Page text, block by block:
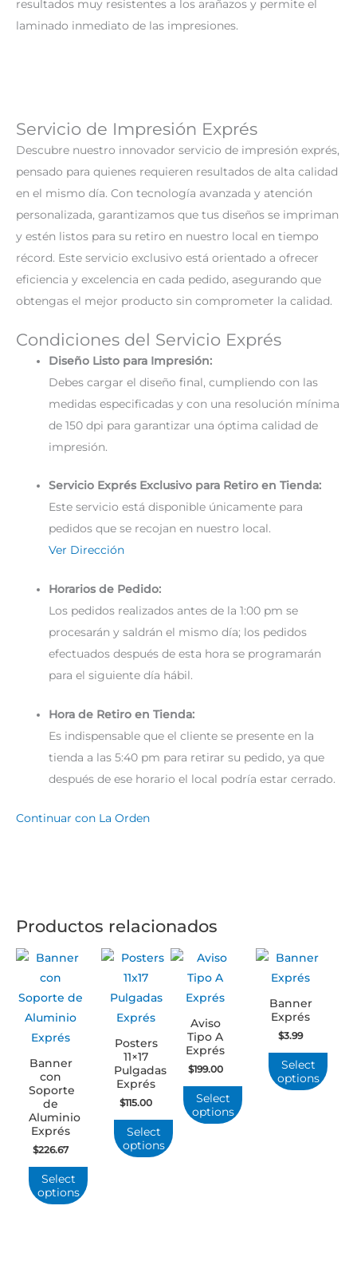
resultados muy resistentes a los arañazos y permite el
laminado inmediato de las impresiones.
Servicio de Impresión Exprés
Descubre nuestro innovador servicio de impresión exprés,
pensado para quienes requieren resultados de alta calidad
en el mismo día. Con tecnología avanzada y atención
personalizada, garantizamos que tus diseños se impriman
y estén listos para su retiro en nuestro local en tiempo
récord. Este servicio exclusivo está orientado a ofrecer
eficiencia y excelencia en cada pedido, asegurando que
obtengas el mejor producto sin comprometer la calidad.
Condiciones del Servicio Exprés
Diseño Listo para Impresión:
Debes cargar el diseño final, cumpliendo con las
medidas especificadas y con una resolución mínima
de 150 dpi para garantizar una óptima calidad de
impresión.
Servicio Exprés Exclusivo para Retiro en Tienda:
Este servicio está disponible únicamente para
pedidos que se recojan en nuestro local.
Ver Dirección
Horarios de Pedido:
Los pedidos realizados antes de la 1:00 pm se
procesarán y saldrán el mismo día; los pedidos
efectuados después de esta hora se programarán
para el siguiente día hábil.
Hora de Retiro en Tienda:
Es indispensable que el cliente se presente en la
tienda a las 5:40 pm para retirar su pedido, ya que
después de ese horario el local podría estar cerrado.
Continuar con La Orden
Productos relacionados
Banner
con
Soporte
de
Aluminio
Exprés
$226.67
Select
options
Posters
11×17
Pulgadas
Exprés
$115.00
Select
options
Aviso
Tipo A
Exprés
$199.00
Select
options
Banner
Exprés
$3.99
Select
options